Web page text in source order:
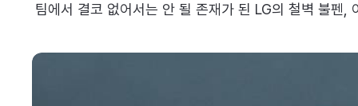
팀에서 결코 없어서는 안 될 존재가 된 LG의 철벽 불펜,